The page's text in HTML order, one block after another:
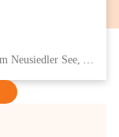
Eisenstädter Straße 18, 7091 Breitenbrunn am Neusiedler See, AUT